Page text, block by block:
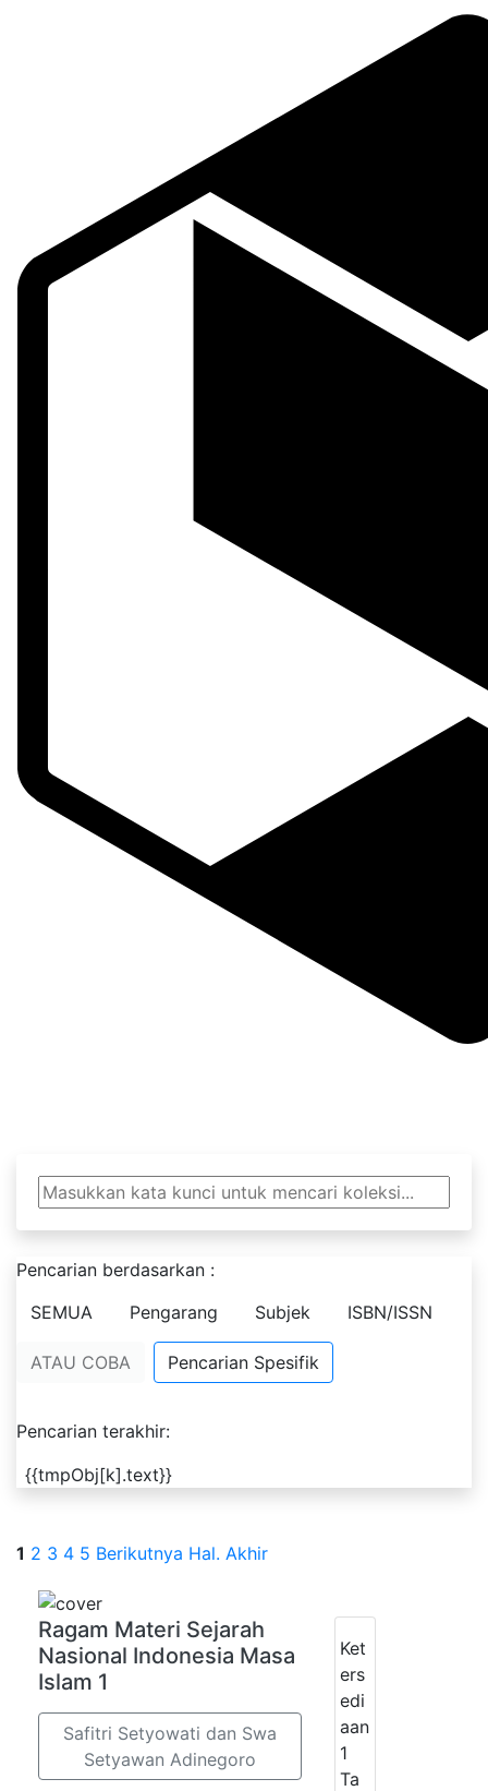
Pencarian berdasarkan :
SEMUA
Pengarang Subjek ISBN/ISSN
ATAU COBA Pencarian Spesifik
Pencarian terakhir:
{{tmpObj[k].text}}
1 2 3 4 5 Berikutnya Hal. Akhir
Ragam Materi Sejarah
Nasional Indonesia Masa
Islam 1
Safitri Setyowati dan Swa
Setyawan Adinegoro
Ket
ers
edi
aan
1
Ta